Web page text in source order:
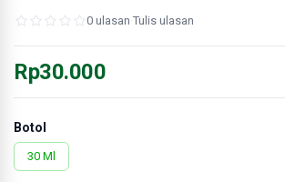
0 ulasan Tulis ulasan
Rp30.000
Botol
30 Ml